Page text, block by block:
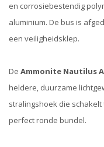
en corrosiebestendig
aluminium. De bus is
een veiligheidsklep.
De Ammonite Nautilus
heldere, duurzame
stralingshoek die
perfect ronde bundel.